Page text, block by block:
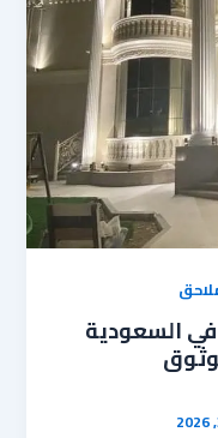
السعودية